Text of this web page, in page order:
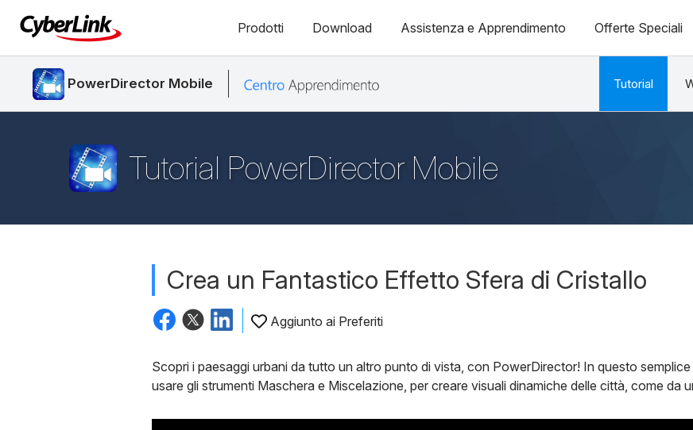
Prodotti Download Assistenza e Apprendimento Offerte Speciali
PowerDirector Mobile Tutorial
Tutorial PowerDirector Mobile
Crea un Fantastico Effetto Sfera di Cristallo
Aggiunto ai Preferiti
Scopri i paesaggi urbani da tutto un altro punto di vista, con PowerDirector! In questo
usare gli strumenti Maschera e Miscelazione, per creare visuali dinamiche delle città, come da